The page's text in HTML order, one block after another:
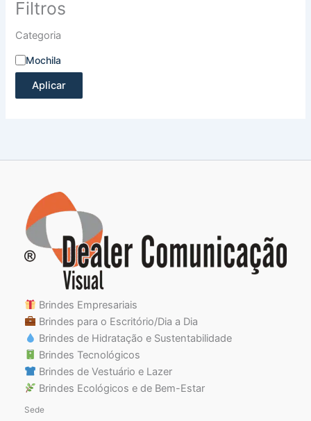
Filtros
Categoria
Mochila
Aplicar
Brindes Empresariais
Brindes para o Escritório/Dia a Dia
Brindes de Hidratação e Sustentabilidade
Brindes Tecnológicos
Brindes de Vestuário e Lazer
Brindes Ecológicos e de Bem-Estar
Sede